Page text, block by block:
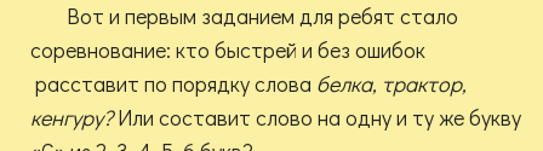
Вот и первым заданием для ребят стало
соревнование: кто быстрей и без ошибок
расставит по порядку слова белка, трактор,
кенгуру?Или составит слово на одну и ту же букву